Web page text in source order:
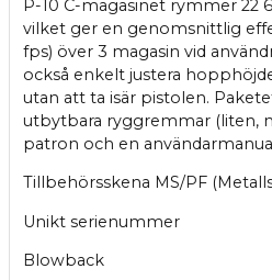
P-10 C-magasinet rymmer 22
vilket ger en genomsnittlig
fps) över 3 magasin vid
också enkelt justera
utan att ta isär pistolen.
utbytbara ryggremmar (liten,
patron och en
Tillbehörsskena MS/PF
Unikt serienummer
Blowback